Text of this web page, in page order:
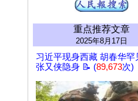
重点推荐文章
2025年8月17日
习近平现身西藏 胡春华罕
张又侠隐身 📝 (89,673次)